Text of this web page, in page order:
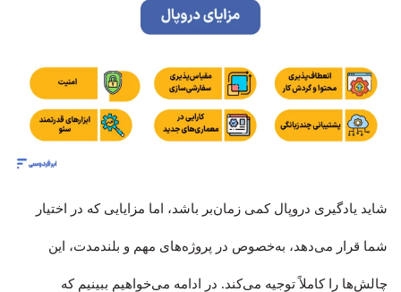
شاید یادگیری دروپال کمی زمان‌بر باشد، اما مزایایی که در اختیار
شما قرار می‌دهد، به‌خصوص در پروژه‌های مهم و بلندمدت، این
چالش‌ها را کاملاً توجیه می‌کند. در ادامه می‌خواهیم ببینیم که